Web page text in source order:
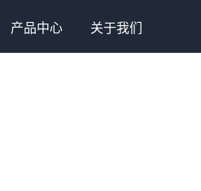
产品中心 关于我们